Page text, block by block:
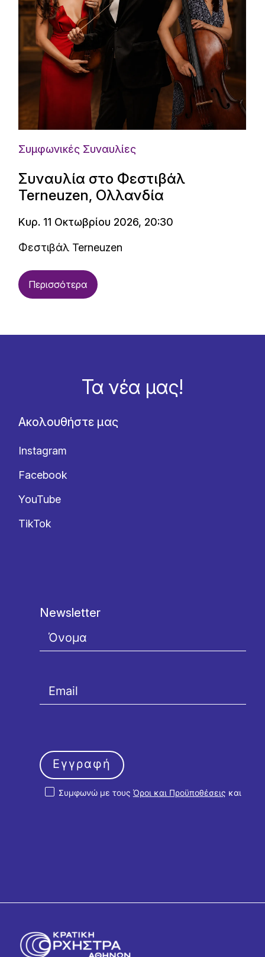
Συμφωνικές Συναυλίες
Συναυλία στο Φεστιβάλ
Terneuzen, Ολλανδία
Κυρ. 11 Οκτωβρίου 2026, 20:30
Φεστιβάλ Terneuzen
Περισσότερα
Τα νέα μας!
Ακολουθήστε μας
Instagram
Facebook
YouTube
TikTok
Newsletter
Συμφωνώ με τους Όροι και Προϋποθέσεις και
Εγγραφή